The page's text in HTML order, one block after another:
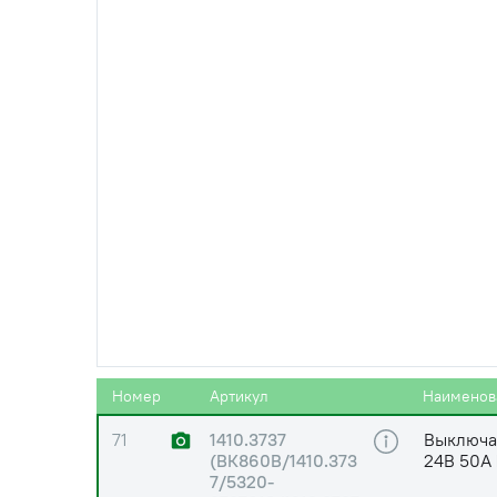
Номер Артикул
Шайба
Шайба
Шайба
Шайба
71
1410.3737
(ВК860В/1410.373
7/5320-
24В